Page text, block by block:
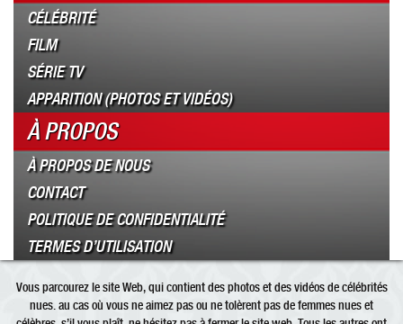
CÉLÉBRITÉ
FILM
SÉRIE TV
APPARITION (PHOTOS ET VIDÉOS)
À PROPOS
À PROPOS DE NOUS
CONTACT
POLITIQUE DE CONFIDENTIALITÉ
TERMES D’UTILISATION
Vous parcourez le site Web, qui contient des photos et des vidéos de célébrités
nues. au cas où vous ne aimez pas ou ne tolèrent pas de femmes nues et